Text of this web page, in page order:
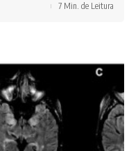
7 Min. de Leitura